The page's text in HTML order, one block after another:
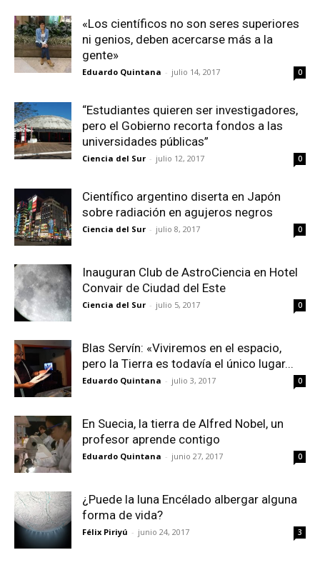
«Los científicos no son seres superiores
ni genios, deben acercarse más a la
gente»
Eduardo Quintana - julio 14, 2017 0
“Estudiantes quieren ser investigadores,
pero el Gobierno recorta fondos a las
universidades públicas”
Ciencia del Sur - julio 12, 2017 0
Científico argentino diserta en Japón
sobre radiación en agujeros negros
Ciencia del Sur - julio 8, 2017 0
Inauguran Club de AstroCiencia en Hotel
Convair de Ciudad del Este
Ciencia del Sur - julio 5, 2017 0
Blas Servín: «Viviremos en el espacio,
pero la Tierra es todavía el único lugar...
Eduardo Quintana - julio 3, 2017 0
En Suecia, la tierra de Alfred Nobel, un
profesor aprende contigo
Eduardo Quintana - junio 27, 2017 0
¿Puede la luna Encélado albergar alguna
forma de vida?
Félix Piriyú - junio 24, 2017 3